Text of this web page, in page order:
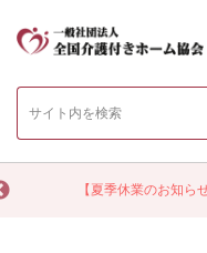
【夏季休業のお知ら